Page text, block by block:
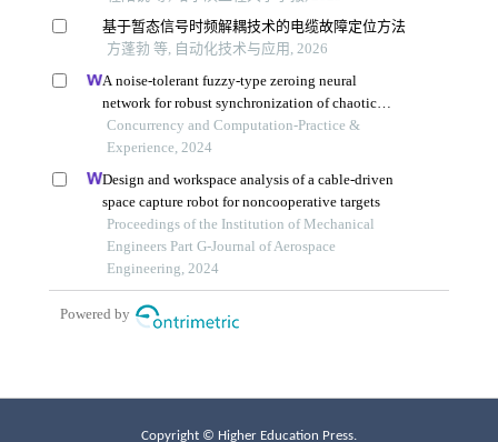
Copyright © Higher Education Press.